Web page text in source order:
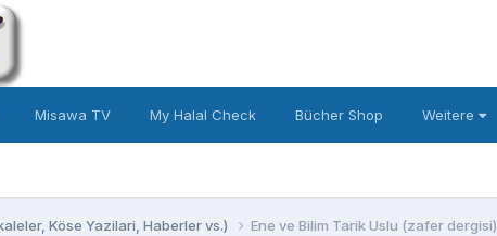
Misawa TV My Halal Check Bücher Shop Weitere
Köse Yazilari, Haberler vs.) Ene ve Bilim Tarik Uslu (zafer dergisi)